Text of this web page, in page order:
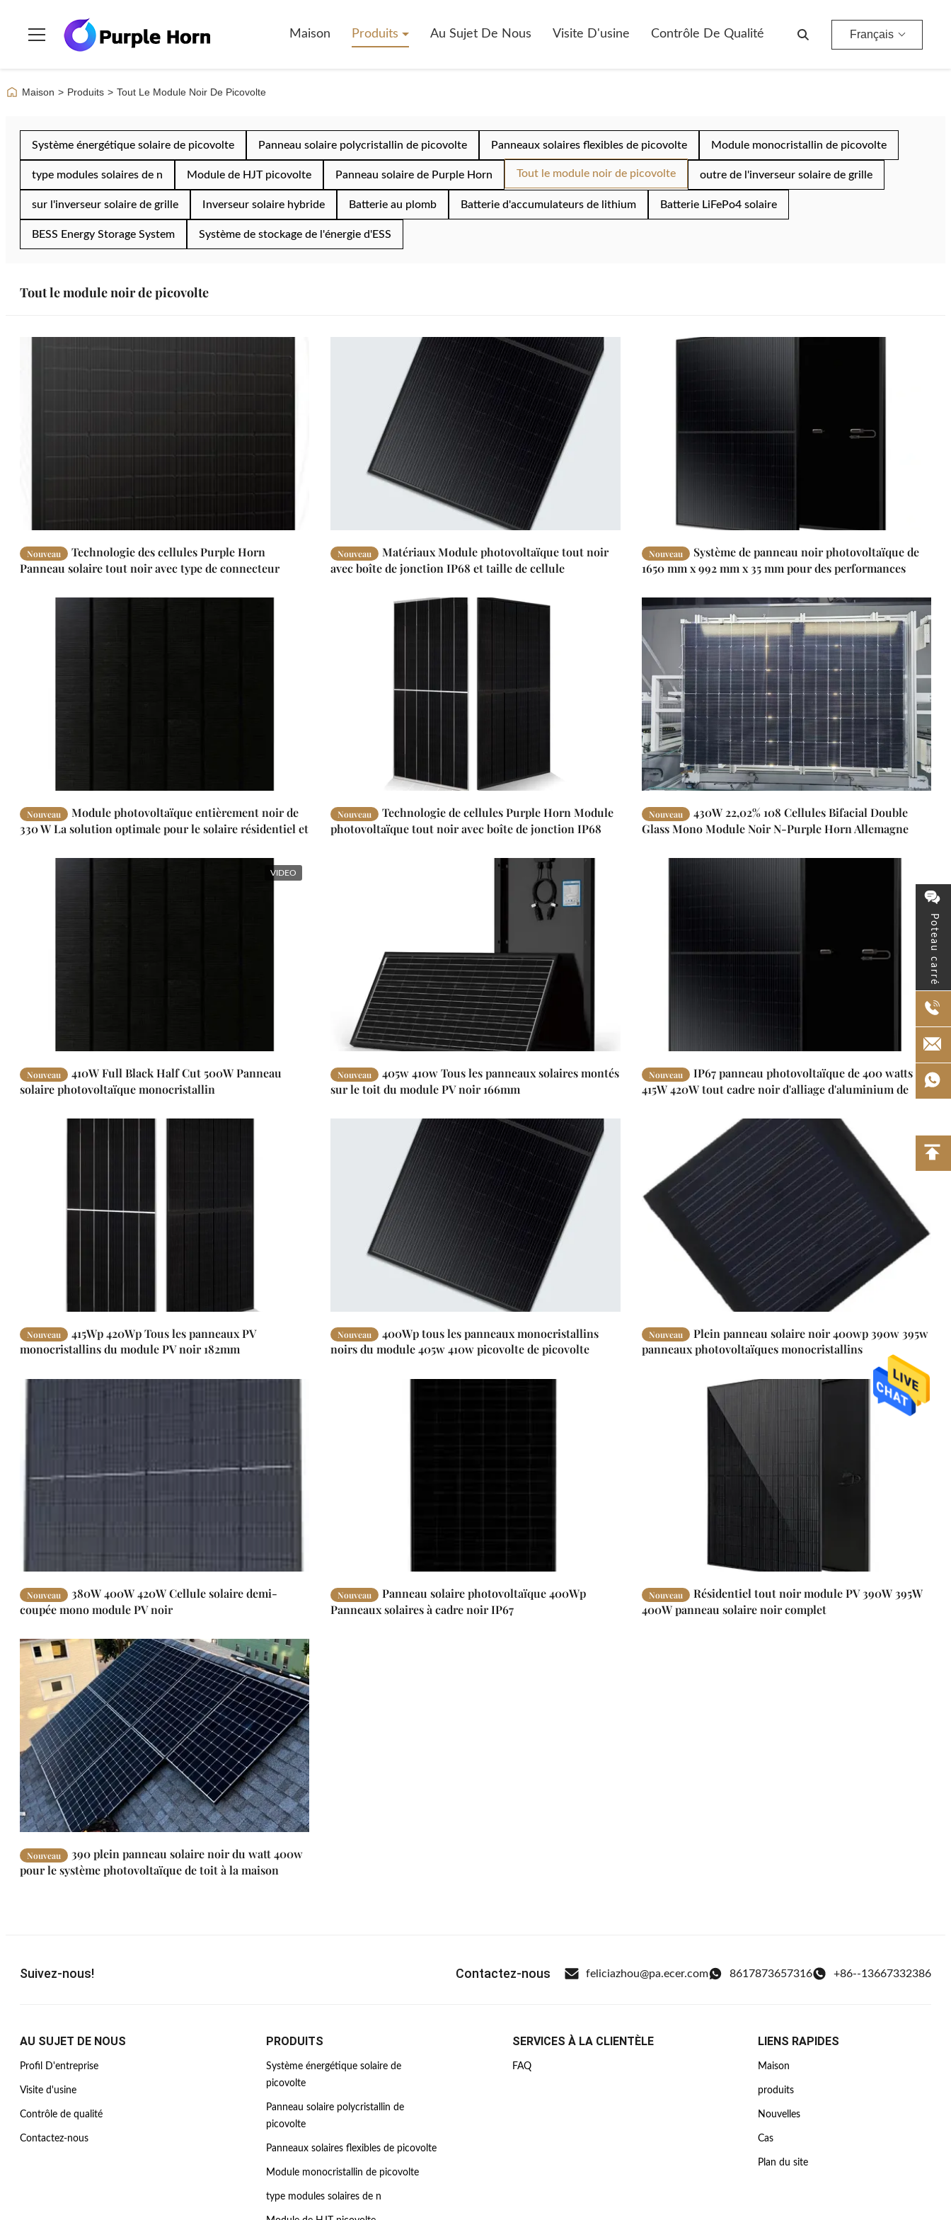
Poteau carré
Maison Produits Au Sujet De Nous Visite D'usine Contrôle De Qualité Français
Maison > Produits > Tout Le Module Noir De Picovolte
Système énergétique solaire de picovolte Panneau solaire polycristallin de picovolte Panneaux solaires flexibles de picovolte Module monocristallin de picovolte
type modules solaires de n Module de HJT picovolte Panneau solaire de Purple Horn Tout le module noir de picovolte outre de l'inverseur solaire de grille
sur l'inverseur solaire de grille Inverseur solaire hybride Batterie au plomb Batterie d'accumulateurs de lithium Batterie LiFePo4 solaire
BESS Energy Storage System Système de stockage de l'énergie d'ESS
Tout le module noir de picovolte
Nouveau
Technologie des cellules Purple Horn
Panneau solaire tout noir avec type de connecteur
Nouveau
Matériaux Module photovoltaïque tout noir
avec boîte de jonction IP68 et taille de cellule
Nouveau
Système de panneau noir photovoltaïque de
1650 mm x 992 mm x 35 mm pour des performances
Nouveau
Module photovoltaïque entièrement noir de
330 W La solution optimale pour le solaire résidentiel et
Nouveau
Technologie de cellules Purple Horn Module
photovoltaïque tout noir avec boîte de jonction IP68
Nouveau
430W 22,02% 108 Cellules Bifacial Double
Glass Mono Module Noir N-Purple Horn Allemagne
VIDEO
Nouveau
410W Full Black Half Cut 500W Panneau
solaire photovoltaïque monocristallin
Nouveau
405w 410w Tous les panneaux solaires montés
sur le toit du module PV noir 166mm
Nouveau
IP67 panneau photovoltaïque de 400 watts
415W 420W tout cadre noir d'alliage d'aluminium de
Nouveau
415Wp 420Wp Tous les panneaux PV
monocristallins du module PV noir 182mm
Nouveau
400Wp tous les panneaux monocristallins
noirs du module 405w 410w picovolte de picovolte
Nouveau
Plein panneau solaire noir 400wp 390w 395w
panneaux photovoltaïques monocristallins
Nouveau
380W 400W 420W Cellule solaire demi-
coupée mono module PV noir
Nouveau
Panneau solaire photovoltaïque 400Wp
Panneaux solaires à cadre noir IP67
Nouveau
Résidentiel tout noir module PV 390W 395W
400W panneau solaire noir complet
Nouveau
390 plein panneau solaire noir du watt 400w
pour le système photovoltaïque de toit à la maison
Suivez-nous! Contactez-nous feliciazhou@pa.ecer.com 8617873657316 +86--13667332386
AU SUJET DE NOUS
Profil D'entreprise
Visite d'usine
Contrôle de qualité
Contactez-nous
PRODUITS
Système énergétique solaire de
picovolte
Panneau solaire polycristallin de
picovolte
Panneaux solaires flexibles de picovolte
Module monocristallin de picovolte
type modules solaires de n
SERVICES À LA CLIENTÈLE
FAQ
LIENS RAPIDES
Maison
produits
Nouvelles
Cas
Plan du site